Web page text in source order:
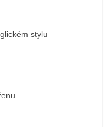
stylu